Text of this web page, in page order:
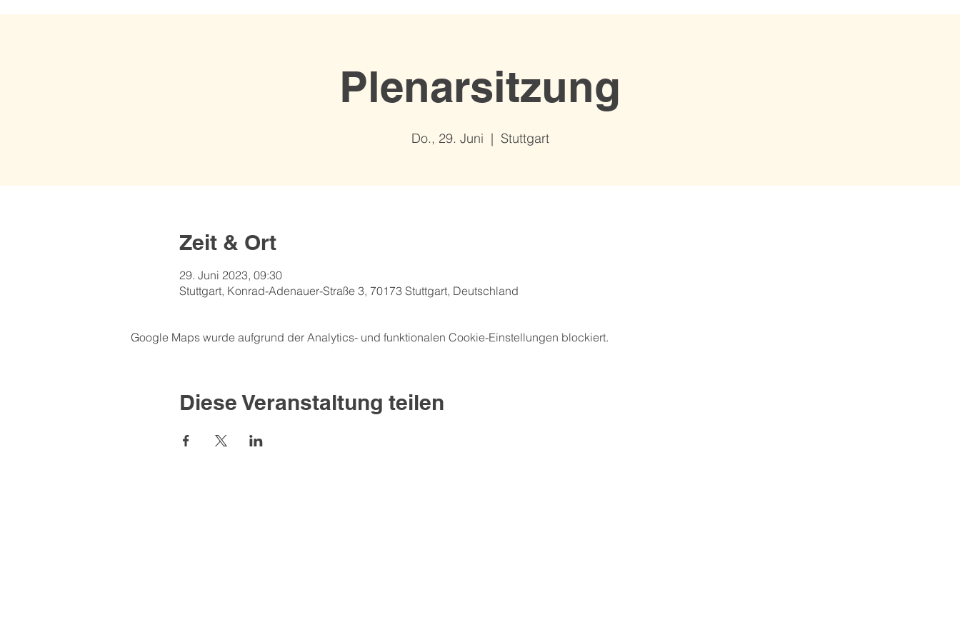
Plenarsitzung
Do., 29. Juni
  |
Stuttgart
Zeit & Ort
29. Juni 2023, 09:30
Stuttgart, Konrad-Adenauer-Straße 3, 70173 Stuttgart, Deutschland
Google Maps wurde aufgrund der Analytics- und funktionalen Cookie-Einstellungen blockiert.
Diese Veranstaltung teilen